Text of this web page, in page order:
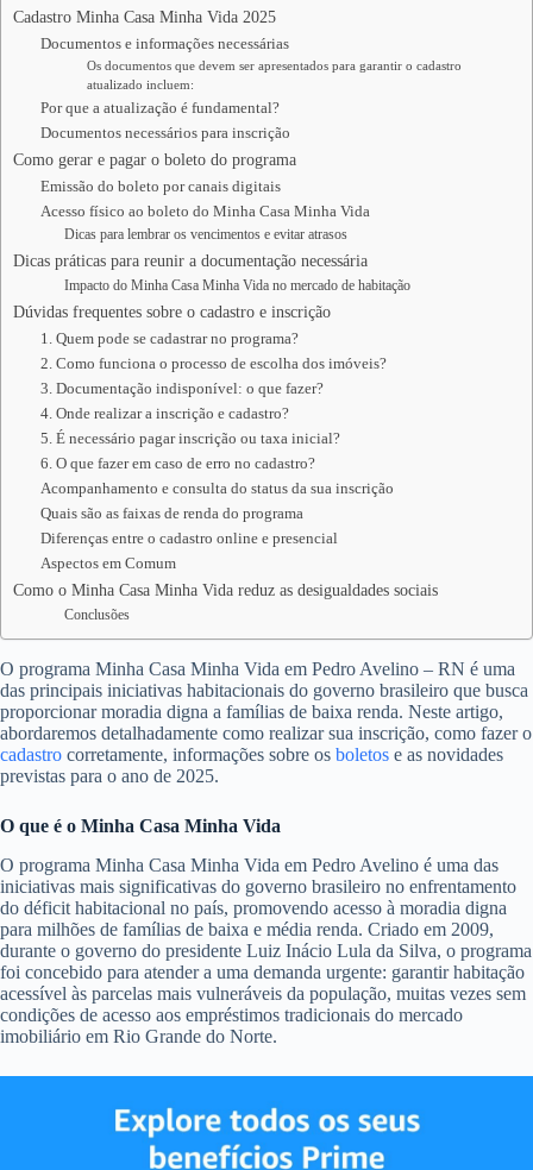
Cadastro Minha Casa Minha Vida 2025
Documentos e informações necessárias
Os documentos que devem ser apresentados para garantir o cadastro
atualizado incluem:
Por que a atualização é fundamental?
Documentos necessários para inscrição
Como gerar e pagar o boleto do programa
Emissão do boleto por canais digitais
Acesso físico ao boleto do Minha Casa Minha Vida
Dicas para lembrar os vencimentos e evitar atrasos
Dicas práticas para reunir a documentação necessária
Impacto do Minha Casa Minha Vida no mercado de habitação
Dúvidas frequentes sobre o cadastro e inscrição
1. Quem pode se cadastrar no programa?
2. Como funciona o processo de escolha dos imóveis?
3. Documentação indisponível: o que fazer?
4. Onde realizar a inscrição e cadastro?
5. É necessário pagar inscrição ou taxa inicial?
6. O que fazer em caso de erro no cadastro?
Acompanhamento e consulta do status da sua inscrição
Quais são as faixas de renda do programa
Diferenças entre o cadastro online e presencial
Aspectos em Comum
Como o Minha Casa Minha Vida reduz as desigualdades sociais
Conclusões
O programa Minha Casa Minha Vida em Pedro Avelino – RN é uma
das principais iniciativas habitacionais do governo brasileiro que busca
proporcionar moradia digna a famílias de baixa renda. Neste artigo,
abordaremos detalhadamente como realizar sua inscrição, como fazer o
cadastro corretamente, informações sobre os boletos e as novidades
previstas para o ano de 2025.
O que é o Minha Casa Minha Vida
O programa Minha Casa Minha Vida em Pedro Avelino é uma das
iniciativas mais significativas do governo brasileiro no enfrentamento
do déficit habitacional no país, promovendo acesso à moradia digna
para milhões de famílias de baixa e média renda. Criado em 2009,
durante o governo do presidente Luiz Inácio Lula da Silva, o programa
foi concebido para atender a uma demanda urgente: garantir habitação
acessível às parcelas mais vulneráveis da população, muitas vezes sem
condições de acesso aos empréstimos tradicionais do mercado
imobiliário em Rio Grande do Norte.